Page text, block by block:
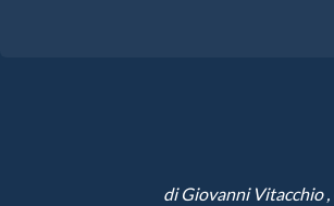
diGiovanni Vitacchio,